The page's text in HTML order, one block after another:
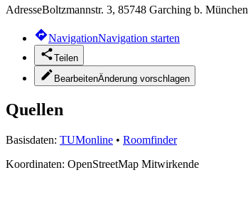
AdresseBoltzmannstr. 3, 85748 Garching b. München
NavigationNavigation starten
Teilen
BearbeitenÄnderung vorschlagen
Quellen
Basisdaten: TUMonline • Roomfinder
Koordinaten: OpenStreetMap Mitwirkende